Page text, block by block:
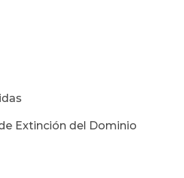
18
Extinción del Dominio